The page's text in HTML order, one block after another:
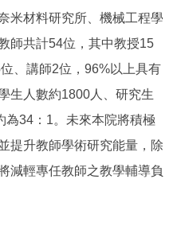
米材料研究所、機械工程學
師共計54位，其中教授15
、講師2位，96%以上具有
生人數約1800人、研究生
為34：1。未來本院將積極
提升教師學術研究能量，除
減輕專任教師之教學輔導負